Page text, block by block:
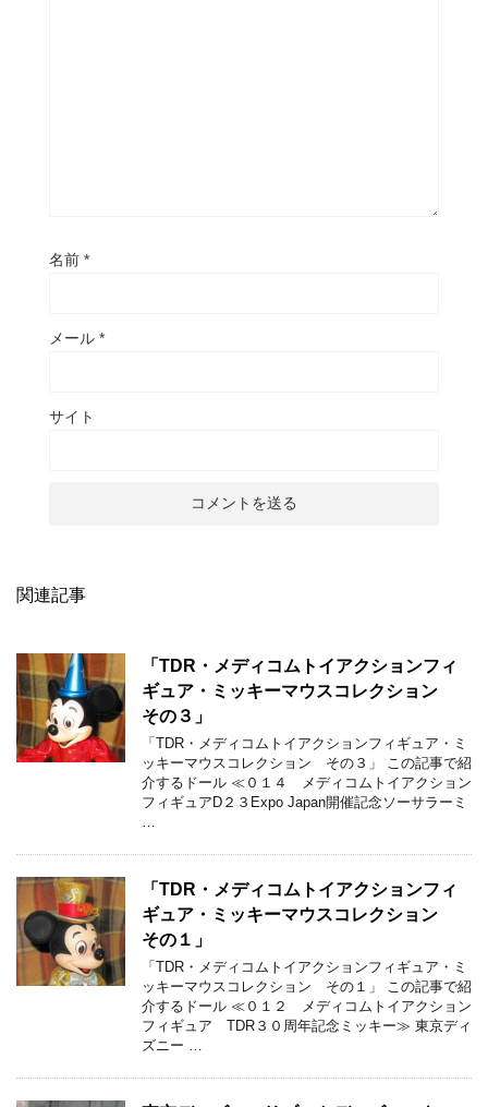
名前 *
メール *
サイト
関連記事
「TDR・メディコムトイアクションフィ
ギュア・ミッキーマウスコレクション
その３」
「TDR・メディコムトイアクションフィギュア・ミ
ッキーマウスコレクション その３」 この記事で紹
介するドール ≪０１４ メディコムトイアクション
フィギュアD２３Expo Japan開催記念ソーサラーミ
…
「TDR・メディコムトイアクションフィ
ギュア・ミッキーマウスコレクション
その１」
「TDR・メディコムトイアクションフィギュア・ミ
ッキーマウスコレクション その１」 この記事で紹
介するドール ≪０１２ メディコムトイアクション
フィギュア TDR３０周年記念ミッキー≫ 東京ディ
ズニー …